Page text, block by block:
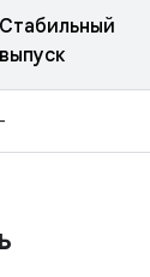
Стабильный
выпуск
-